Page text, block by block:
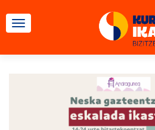
TOGGLE NAVIGATION